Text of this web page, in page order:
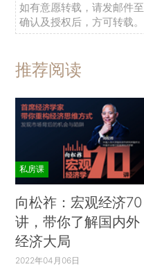
如有意愿转载，请发邮件至
确认及授权后，方可转载。
推荐阅读
私房课
向松祚：宏观经济70
讲，带你了解国内外
经济大局
2022年04月06日